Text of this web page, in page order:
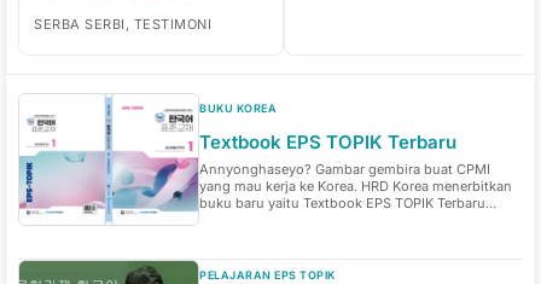
SERBA SERBI, TESTIMONI
BUKU KOREA
Textbook EPS TOPIK Terbaru
Annyonghaseyo? Gambar gembira buat CPMI
yang mau kerja ke Korea. HRD Korea menerbitkan
buku baru yaitu Textbook EPS TOPIK Terbaru...
PELAJARAN EPS TOPIK